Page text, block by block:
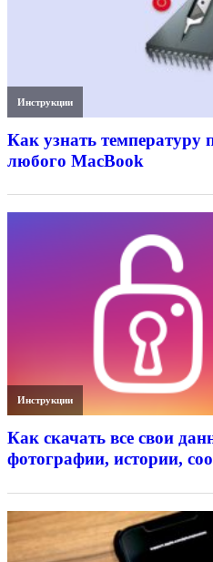
Инструкции
Как узнать температуру
любого MacBook
Инструкции
Как скачать все свои
фотографии, истории,